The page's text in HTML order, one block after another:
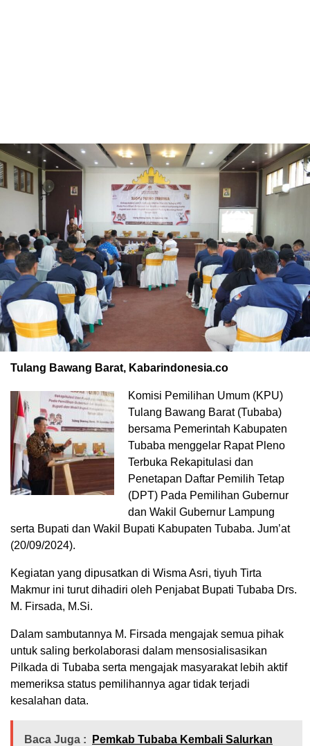
Tulang Bawang Barat, Kabarindonesia.co
Komisi Pemilihan Umum (KPU)
Tulang Bawang Barat (Tubaba)
bersama Pemerintah Kabupaten
Tubaba menggelar Rapat Pleno
Terbuka Rekapitulasi dan
Penetapan Daftar Pemilih Tetap
(DPT) Pada Pemilihan Gubernur
dan Wakil Gubernur Lampung
serta Bupati dan Wakil Bupati Kabupaten Tubaba. Jum’at
(20/09/2024).
Kegiatan yang dipusatkan di Wisma Asri, tiyuh Tirta
Makmur ini turut dihadiri oleh Penjabat Bupati Tubaba Drs.
M. Firsada, M.Si.
Dalam sambutannya M. Firsada mengajak semua pihak
untuk saling berkolaborasi dalam mensosialisasikan
Pilkada di Tubaba serta mengajak masyarakat lebih aktif
memeriksa status pemilihannya agar tidak terjadi
kesalahan data.
Baca Juga :
Pemkab Tubaba Kembali Salurkan